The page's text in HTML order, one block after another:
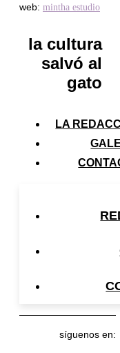
web: mintha estudio
la cultura
salvó al
gato
LA
síguenos en: